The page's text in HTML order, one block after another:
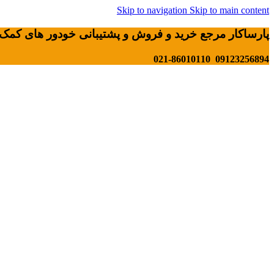
Skip to navigation Skip to main content
پارساکار مرجع خرید و فروش و پشتیبانی خودور های کمک
09123256894 021-86010110